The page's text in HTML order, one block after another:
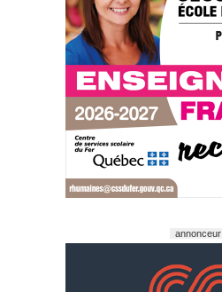
annonceur